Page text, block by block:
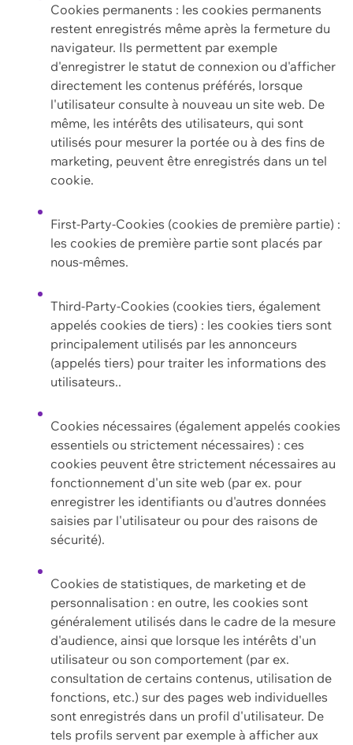
Cookies permanents : les cookies permanents
restent enregistrés même après la fermeture du
navigateur. Ils permettent par exemple
d'enregistrer le statut de connexion ou d'afficher
directement les contenus préférés, lorsque
l'utilisateur consulte à nouveau un site web. De
même, les intérêts des utilisateurs, qui sont
utilisés pour mesurer la portée ou à des fins de
marketing, peuvent être enregistrés dans un tel
cookie.
First-Party-Cookies (cookies de première partie) :
les cookies de première partie sont placés par
nous-mêmes.
Third-Party-Cookies (cookies tiers, également
appelés cookies de tiers) : les cookies tiers sont
principalement utilisés par les annonceurs
(appelés tiers) pour traiter les informations des
utilisateurs..
Cookies nécessaires (également appelés cookies
essentiels ou strictement nécessaires) : ces
cookies peuvent être strictement nécessaires au
fonctionnement d'un site web (par ex. pour
enregistrer les identifiants ou d'autres données
saisies par l'utilisateur ou pour des raisons de
sécurité).
Cookies de statistiques, de marketing et de
personnalisation : en outre, les cookies sont
généralement utilisés dans le cadre de la mesure
d'audience, ainsi que lorsque les intérêts d'un
utilisateur ou son comportement (par ex.
consultation de certains contenus, utilisation de
fonctions, etc.) sur des pages web individuelles
sont enregistrés dans un profil d'utilisateur. De
tels profils servent par exemple à afficher aux